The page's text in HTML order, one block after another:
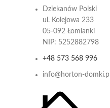
Dziekanów Polski
ul. Kolejowa 233
05-092 Łomianki
NIP: 5252882798
+48 573 568 996
info@horton-domki.pl